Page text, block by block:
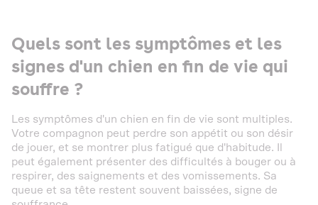
Quels sont les symptômes et les
signes d'un chien en fin de vie qui
souffre ?
Les symptômes d'un chien en fin de vie sont multiples.
Votre compagnon peut perdre son appétit ou son désir
de jouer, et se montrer plus fatigué que d'habitude. Il
peut également présenter des difficultés à bouger ou à
respirer, des saignements et des vomissements. Sa
queue et sa tête restent souvent baissées, signe de